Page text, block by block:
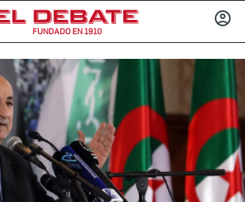
FUNDADO EN 1910